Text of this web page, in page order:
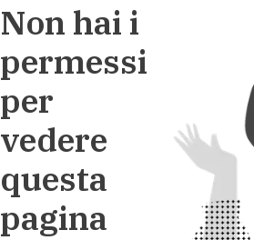
Non hai i
permessi
per
vedere
questa
pagina